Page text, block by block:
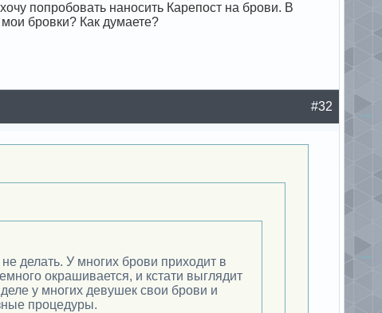
попробовать наносить Карепост на брови. В
бровки? Как думаете?
#32
делать. У многих брови приходит в
окрашивается, и кстати выглядит
у многих девушек свои брови и
процедуры.